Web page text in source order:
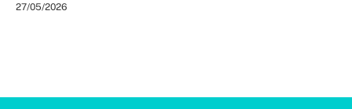
27/05/2026